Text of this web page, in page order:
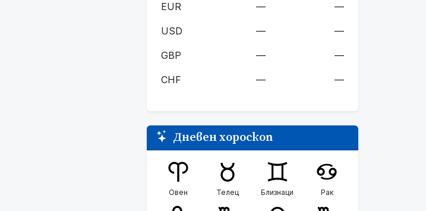
EUR — —
USD — —
GBP — —
CHF — —
Дневен хороскоп
Овен Телец Близнаци Рак